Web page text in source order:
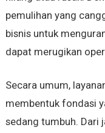
pemulihan yang
bisnis untuk
dapat merugikan
Secara umum,
membentuk fondasi
sedang tumbuh. Dari